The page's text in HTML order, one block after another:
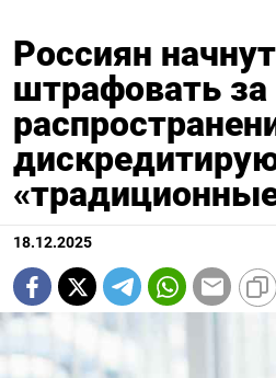
Россиян начнут
штрафовать за
18.12.2025